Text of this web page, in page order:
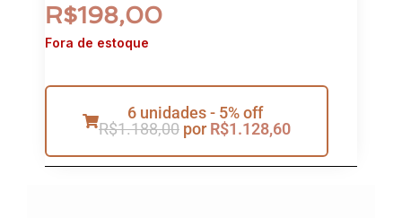
R$198,00
Fora de estoque
6 unidades - 5% off
R$1.188,00 por R$1.128,60